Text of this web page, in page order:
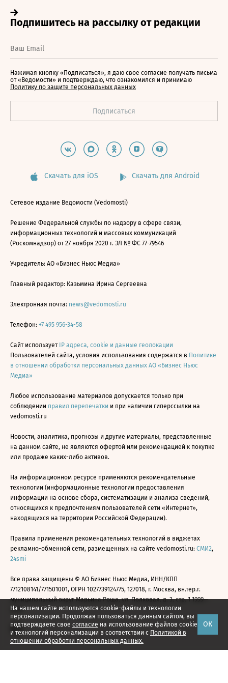
На нашем сайте используются cookie-файлы и технологии
персонализации. Продолжая пользоваться данным сайтом, вы
подтверждаете свое согласие на использование файлов cookie
и технологий персонализации в соответствии с Политикой в
отношении обработки персональных данных.
ОК
Нажимая кнопку «Подписаться», я даю свое согласие получать письма
от «Ведомости» и подтверждаю, что ознакомился и принимаю
Политику по защите персональных данных
Скачать для iOS Скачать для Android
Сетевое издание Ведомости (Vedomosti)
Решение Федеральной службы по надзору в сфере связи,
информационных технологий и массовых коммуникаций
(Роскомнадзор) от 27 ноября 2020 г. ЭЛ № ФС 77-79546
Учредитель: АО «Бизнес Ньюс Медиа»
Главный редактор: Казьмина Ирина Сергеевна
Электронная почта: news@vedomosti.ru
Телефон: +7 495 956-34-58
Сайт использует IP адреса, cookie и данные геолокации
Пользователей сайта, условия использования содержатся в Политике
в отношении обработки персональных данных АО «Бизнес Ньюс
Медиа»
Любое использование материалов допускается только при
соблюдении правил перепечатки и при наличии гиперссылки на
vedomosti.ru
Новости, аналитика, прогнозы и другие материалы, представленные
на данном сайте, не являются офертой или рекомендацией к покупке
или продаже каких-либо активов.
На информационном ресурсе применяются рекомендательные
технологии (информационные технологии предоставления
информации на основе сбора, систематизации и анализа сведений,
относящихся к предпочтениям пользователей сети «Интернет»,
находящихся на территории Российской Федерации).
Правила применения рекомендательных технологий в виджетах
рекламно-обменной сети, размещенных на сайте vedomosti.ru: СМИ2,
24smi
Все права защищены © АО Бизнес Ньюс Медиа, ИНН/КПП
7712108141/771501001, ОГРН 1027739124775, 127018, г. Москва, вн.тер.г.
муниципальный округ Марьина Роща, ул. Полковая, д. 3, стр. 1 1999—
2026